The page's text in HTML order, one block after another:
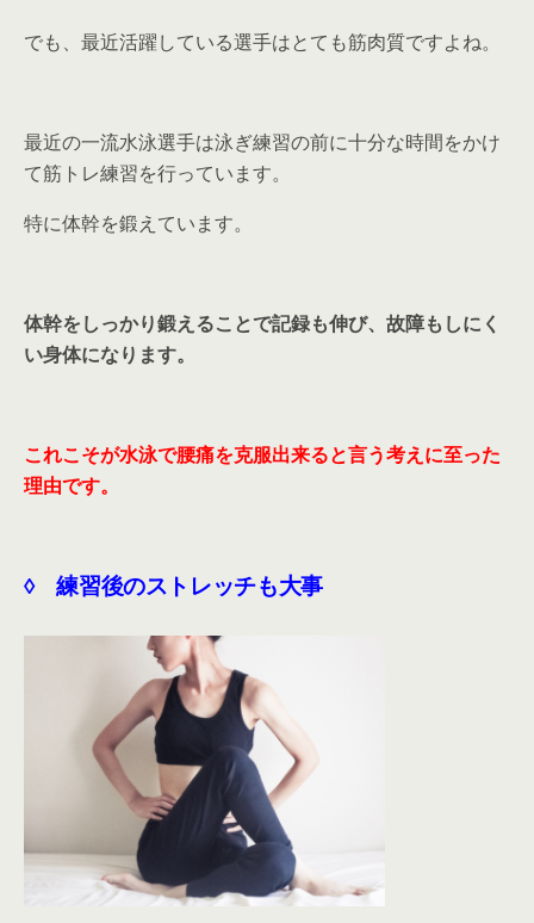
でも、最近活躍している選手はとても筋肉質ですよね。
最近の一流水泳選手は泳ぎ練習の前に十分な時間をかけ
て筋トレ練習を行っています。
特に体幹を鍛えています。
体幹をしっかり鍛えることで記録も伸び、故障もしにく
い身体になります。
これこそが水泳で腰痛を克服出来ると言う考えに至った
理由です。
◊ 練習後のストレッチも大事